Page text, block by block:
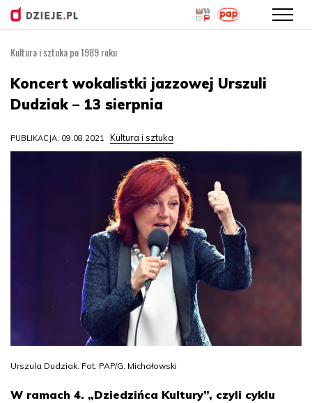
treści
Kultura i sztuka po 1989 roku
Koncert wokalistki jazzowej Urszuli
Dudziak – 13 sierpnia
PUBLIKACJA: 09.08.2021 Kultura i sztuka
Urszula Dudziak. Fot. PAP/G. Michałowski
W ramach 4. „Dziedzińca Kultury”, czyli cyklu